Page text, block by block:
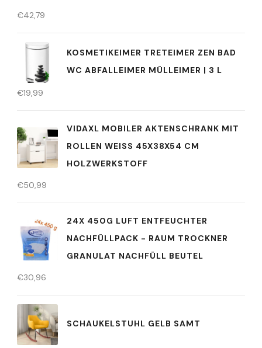
€42,79
KOSMETIKEIMER TRETEIMER ZEN BAD
WC ABFALLEIMER MÜLLEIMER | 3 L
€19,99
VIDAXL MOBILER AKTENSCHRANK MIT
ROLLEN WEISS 45X38X54 CM H
OLZWERKSTOFF
€50,99
24X 450G LUFT ENTFEUCHTER
NACHFÜLLPACK - RAUM TROCKNER
GRANULAT NACHFÜLL BEUTEL
€30,96
SCHAUKELSTUHL GELB SAMT